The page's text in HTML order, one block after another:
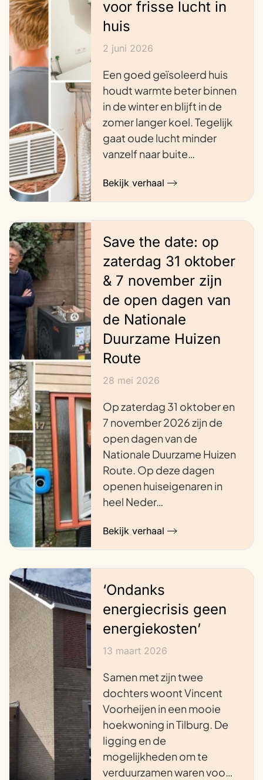
voor frisse lucht in
huis
2 juni 2026
Een goed geïsoleerd huis
houdt warmte beter binnen
in de winter en blijft in de
zomer langer koel. Tegelijk
gaat oude lucht minder
vanzelf naar buite…
Bekijk verhaal
Save the date: op
zaterdag 31 oktober
& 7 november zijn
de open dagen van
de Nationale
Duurzame Huizen
Route
28 mei 2026
Op zaterdag 31 oktober en
7 november 2026 zijn de
open dagen van de
Nationale Duurzame Huizen
Route. Op deze dagen
openen huiseigenaren in
heel Neder…
Bekijk verhaal
‘Ondanks
energiecrisis geen
energiekosten’
13 maart 2026
Samen met zijn twee
dochters woont Vincent
Voorheijen in een mooie
hoekwoning in Tilburg. De
ligging en de
mogelijkheden om te
verduurzamen waren voo…